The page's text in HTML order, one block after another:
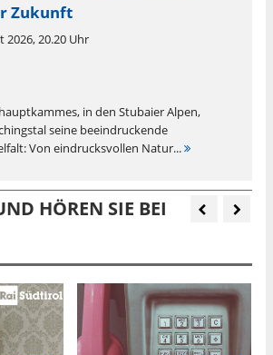
Zukunft
2026, 20.20 Uhr
in den Stubaier Alpen,
seine beeindruckende
Von eindrucksvollen Natur...
HÖREN SIE BEI